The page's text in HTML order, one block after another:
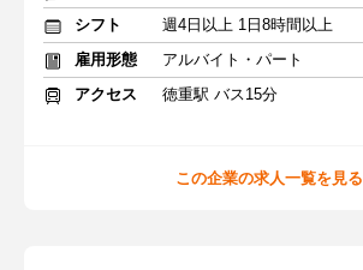
シフト
週4日以上 1日8時間以上
雇用形態
アルバイト・パート
アクセス
徳重駅 バス15分
この企業の求人一覧を見る